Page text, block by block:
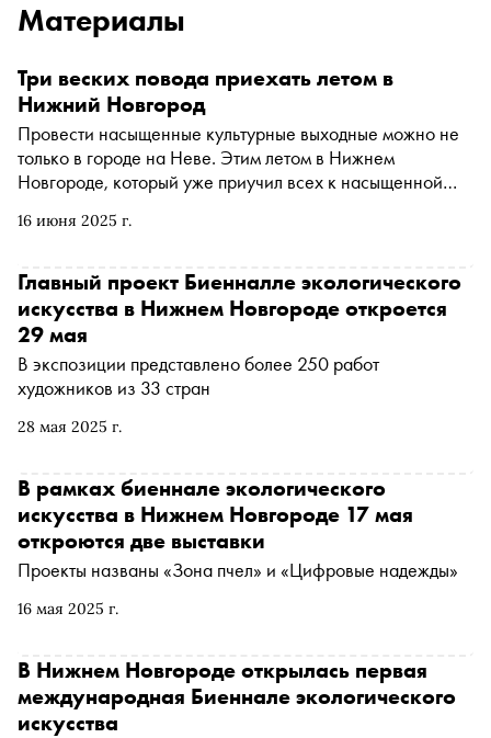
Материалы
16 июня 2025 г.
Три веских повода приехать летом в
Нижний Новгород
Провести насыщенные культурные выходные можно не
только в городе на Неве. Этим летом в Нижнем
Новгороде, который уже приучил всех к насыщенной
музыкальных и арт-фестивалей. Программа впечатлит
28 мая 2025 г.
Главный проект Биенналле экологического
искусства в Нижнем Новгороде откроется
29 мая
В экспозиции представлено более 250 работ
художников из 33 стран
16 мая 2025 г.
В рамках биеннале экологического
искусства в Нижнем Новгороде 17 мая
откроются две выставки
Проекты названы «Зона пчел» и «Цифровые надежды»
В Нижнем Новгороде открылась первая
международная Биеннале экологического
искусства